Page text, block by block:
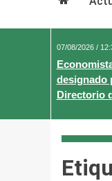
07/08/2026 /
designado
Directorio